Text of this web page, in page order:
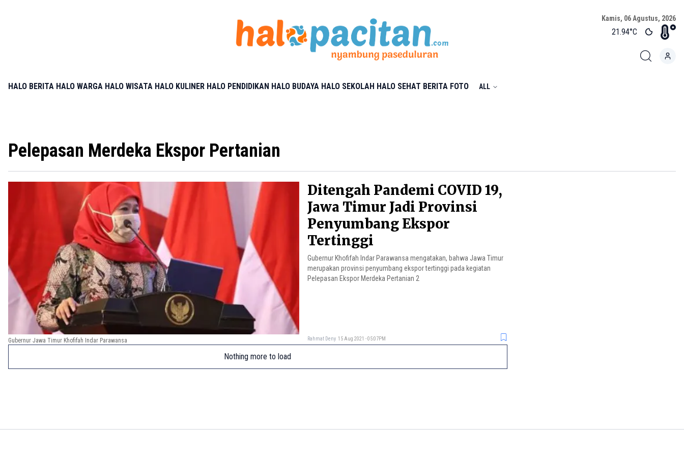
Kamis, 06 Agustus, 2026
21.94°C
HALO BERITA HALO WARGA HALO WISATA HALO KULINER HALO PENDIDIKAN HALO BUDAYA HALO SEKOLAH HALO SEHAT BERITA FOTO ALL
Pelepasan Merdeka Ekspor Pertanian
Ditengah Pandemi COVID 19,
Jawa Timur Jadi Provinsi
Penyumbang Ekspor
Tertinggi
Gubernur Khofifah Indar Parawansa mengatakan, bahwa Jawa Timur
merupakan provinsi penyumbang ekspor tertinggi pada kegiatan
Pelepasan Ekspor Merdeka Pertanian 2
Rahmat Deny 15 Aug 2021 - 05:07PM
Gubernur Jawa Timur Khofifah Indar Parawansa
Nothing more to load